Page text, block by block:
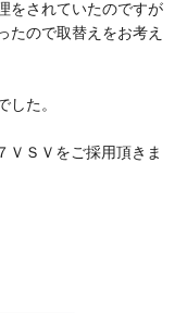
をされていたのですが
たので取替えをお考え
した。
ＳＶをご採用頂きま